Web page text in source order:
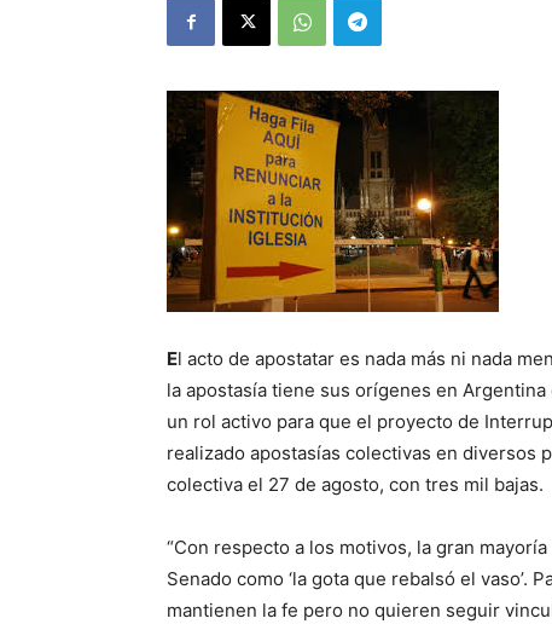
El acto de apostatar es nada más ni nada
la apostasía tiene sus orígenes en
un rol activo para que el proyecto de
realizado apostasías colectivas en diversos
colectiva el 27 de agosto, con tres mil bajas.
“Con respecto a los motivos, la gran
Senado como ‘la gota que rebalsó el vaso’.
mantienen la fe pero no quieren seguir